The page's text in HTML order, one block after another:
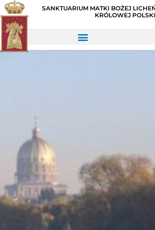
SANKTUARIUM MATKI BOŻEJ
KRÓLOWEJ POLSKI